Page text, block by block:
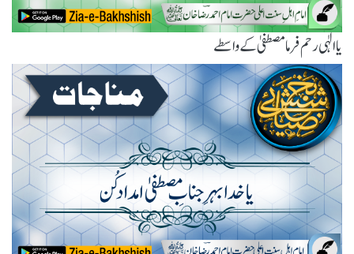
یاالٰہی رحم فرما مصطفیٰ کے واسطے